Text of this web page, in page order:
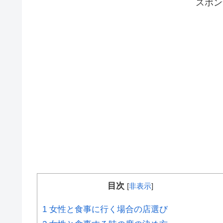
スポ
目次 [非表示]
1 女性と食事に行く場合の店選び